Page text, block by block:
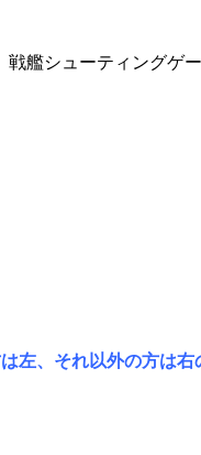
艦シューティングゲ
左、それ以外の方は右